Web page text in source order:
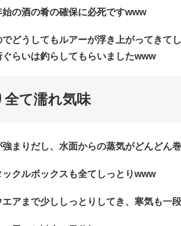
の酒の肴の確保に必死ですwww
どうしてもルアーが浮き上がってきて
らいは釣らしてもらいましたwww
全て濡れ気味
強まりだし、水面からの蒸気がどんどん
クルボックスも全てしっとりwww
アまで少ししっとりしてき、寒気も一